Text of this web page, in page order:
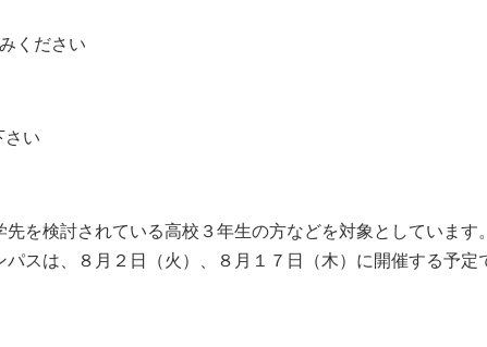
込
ください
さい
ている高校３年生の方などを対象としています。
２日（火）、８月１７日（木）に開催する予定で